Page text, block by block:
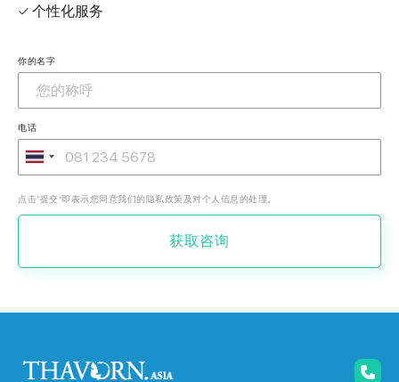
✓ 个性化服务
你的名字
电话
点击‘提交’即表示您同意我们的隐私政策及对个人信息的处理。
获取咨询